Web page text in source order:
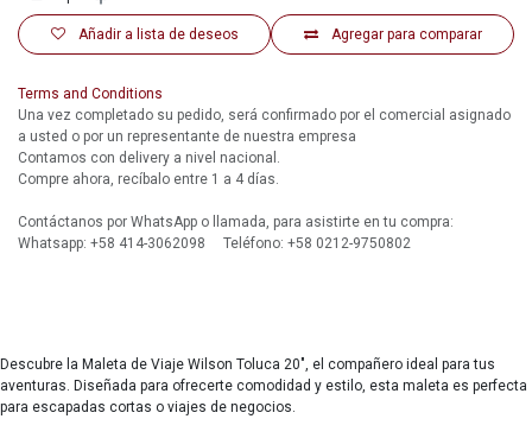
Agregar para comparar
Añadir a lista de deseos
Terms and Conditions
Una vez completado su pedido, será confirmado por el comercial asignado
a usted o por un representante de nuestra empresa
Contamos con delivery a nivel nacional.
Compre ahora, recíbalo entre 1 a 4 días.
Contáctanos por WhatsApp o llamada, para asistirte en tu compra:
Whatsapp: +58 414-3062098 Teléfono: +58 0212-9750802
Descubre la Maleta de Viaje Wilson Toluca 20", el compañero ideal para tus
aventuras. Diseñada para ofrecerte comodidad y estilo, esta maleta es perfecta
para escapadas cortas o viajes de negocios.